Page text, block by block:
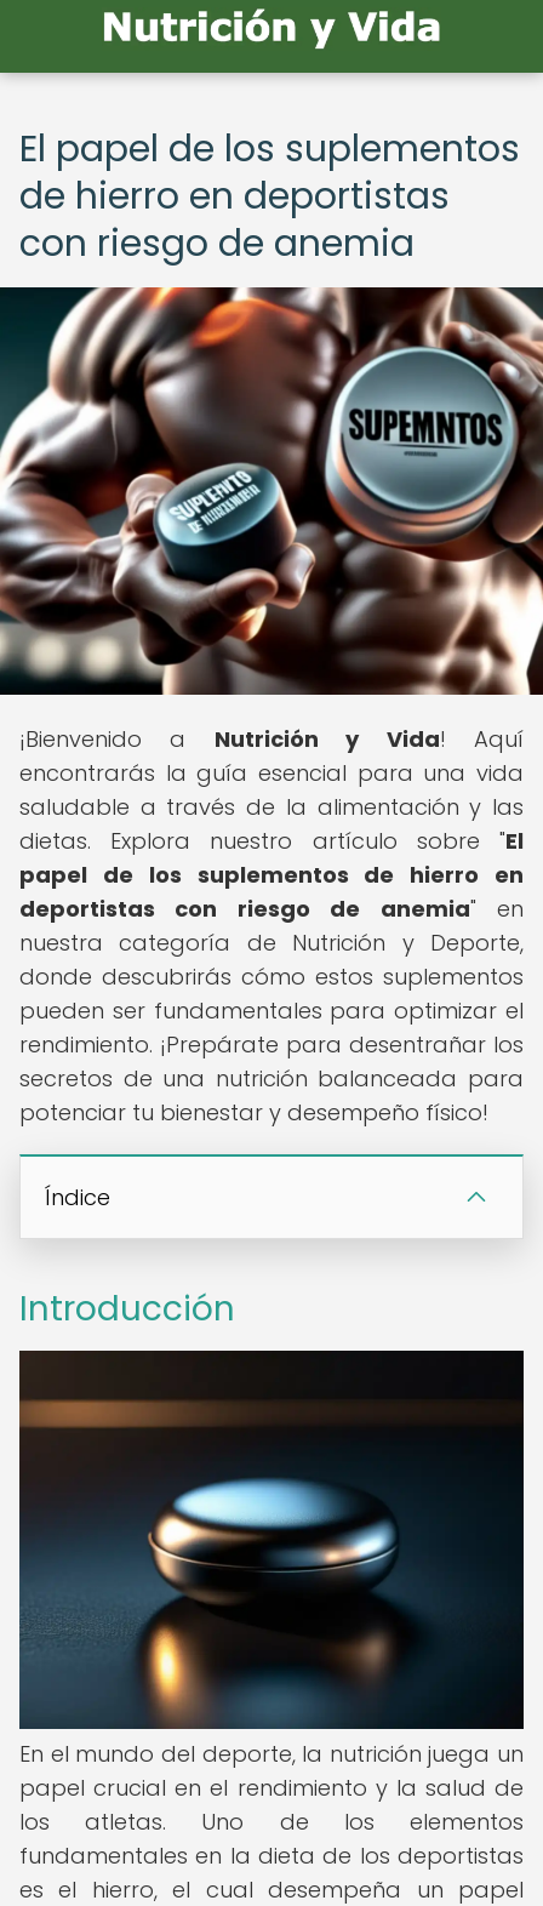
El papel de los suplementos
de hierro en deportistas
con riesgo de anemia
¡Bienvenido a Nutrición y Vida! Aquí
encontrarás la guía esencial para una vida
saludable a través de la alimentación y las
dietas. Explora nuestro artículo sobre "El
papel de los suplementos de hierro en
deportistas con riesgo de anemia" en
nuestra categoría de Nutrición y Deporte,
donde descubrirás cómo estos suplementos
pueden ser fundamentales para optimizar el
rendimiento. ¡Prepárate para desentrañar los
secretos de una nutrición balanceada para
potenciar tu bienestar y desempeño físico!
Índice
Introducción
En el mundo del deporte, la nutrición juega un
papel crucial en el rendimiento y la salud de
los atletas. Uno de los elementos
fundamentales en la dieta de los deportistas
es el hierro, el cual desempeña un papel